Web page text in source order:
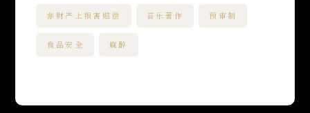
非财产上损害赔偿 音乐著作 预审制
食品安全 麻醉